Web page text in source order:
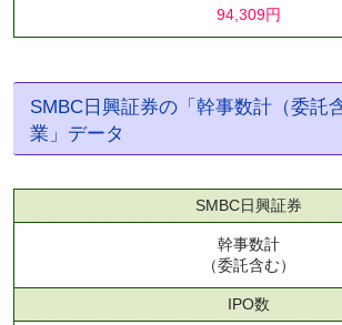
94,309円
SMBC日興証券の「幹事数計（委託
業」データ
SMBC日興証券
幹事数計
（委託含む）
IPO数